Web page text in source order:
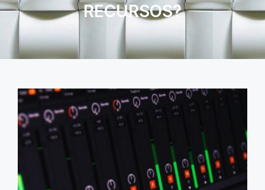
RECURSOS?